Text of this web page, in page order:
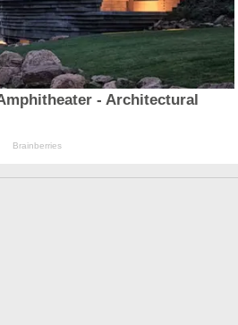
- Architectural
Brainberries